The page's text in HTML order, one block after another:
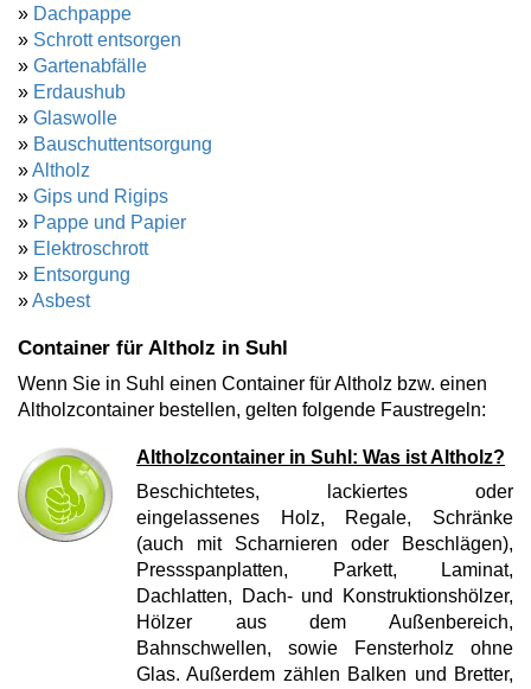
» Dachpappe
» Schrott entsorgen
» Gartenabfälle
» Erdaushub
» Glaswolle
» Bauschuttentsorgung
»Altholz
» Gips und Rigips
» Pappe und Papier
» Elektroschrott
» Entsorgung
»Asbest
Container für Altholz in Suhl
Wenn Sie in Suhl einen Container für Altholz bzw. einen
Altholzcontainer bestellen, gelten folgende Faustregeln:
Altholzcontainer in Suhl: Was ist Altholz?
Beschichtetes, lackiertes oder
eingelassenes Holz, Regale, Schränke
(auch mit Scharnieren oder Beschlägen),
Pressspanplatten, Parkett, Laminat,
Dachlatten, Dach- und Konstruktionshölzer,
Hölzer aus dem Außenbereich,
Bahnschwellen, sowie Fensterholz ohne
Glas. Außerdem zählen Balken und Bretter,